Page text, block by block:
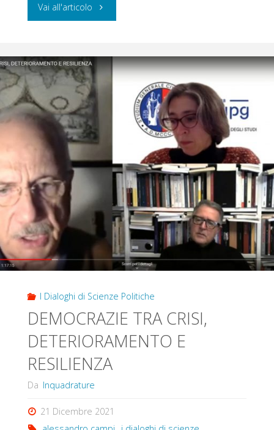
Vai all'articolo "ATTACCO
I Dialoghi di Scienze Politiche
DEMOCRAZIE TRA CRISI,
DETERIORAMENTO E
RESILIENZA
Da Inquadrature
21 Dicembre 2021